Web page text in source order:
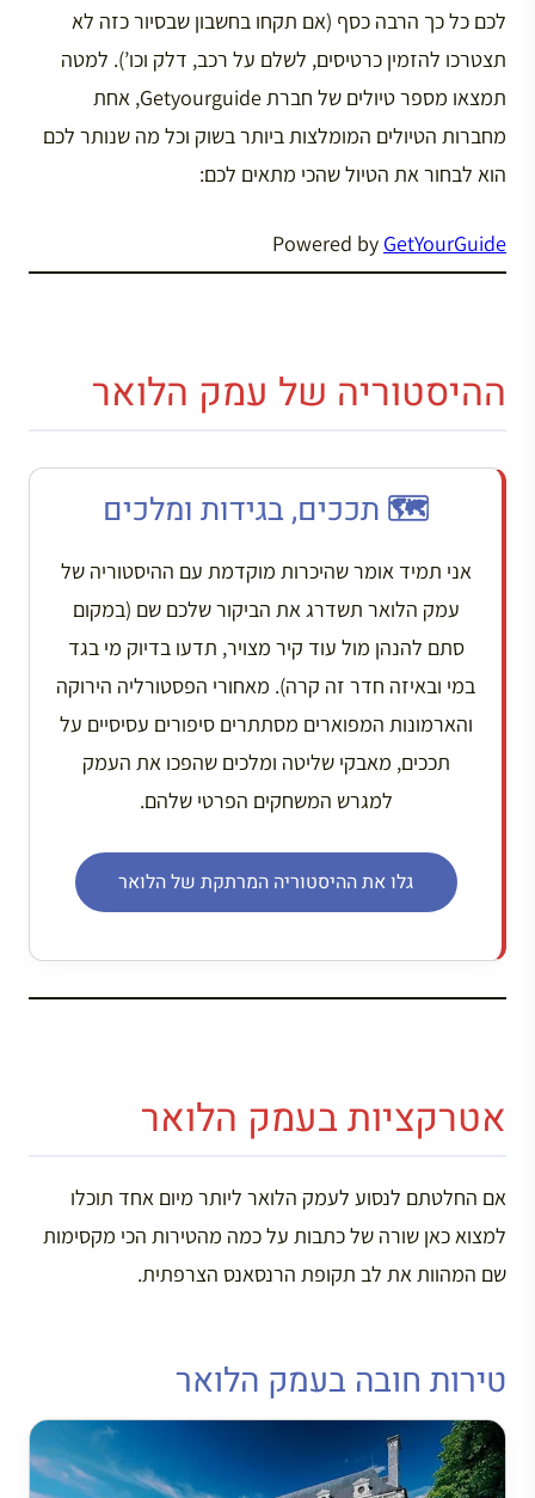
לכם כל כך הרבה כסף (אם תקחו בחשבון שבסיור כזה לא
תצטרכו להזמין כרטיסים, לשלם על רכב, דלק וכו’). למטה
תמצאו מספר טיולים של חברת Getyourguide, אחת
מחברות הטיולים המומלצות ביותר בשוק וכל מה שנותר לכם
הוא לבחור את הטיול שהכי מתאים לכם:
Powered by GetYourGuide
ההיסטוריה של עמק הלואר
🗺️ תככים, בגידות ומלכים
אני תמיד אומר שהיכרות מוקדמת עם ההיסטוריה של
עמק הלואר תשדרג את הביקור שלכם שם (במקום
סתם להנהן מול עוד קיר מצויר, תדעו בדיוק מי בגד
במי ובאיזה חדר זה קרה). מאחורי הפסטורליה הירוקה
והארמונות המפוארים מסתתרים סיפורים עסיסיים על
תככים, מאבקי שליטה ומלכים שהפכו את העמק
למגרש המשחקים הפרטי שלהם.
גלו את ההיסטוריה המרתקת של הלואר
אטרקציות בעמק הלואר
אם החלטתם לנסוע לעמק הלואר ליותר מיום אחד תוכלו
למצוא כאן שורה של כתבות על כמה מהטירות הכי מקסימות
שם המהוות את לב תקופת הרנסאנס הצרפתית.
טירות חובה בעמק הלואר